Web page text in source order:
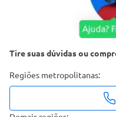
Tire suas dúvidas ou
Regiões metropolitanas: